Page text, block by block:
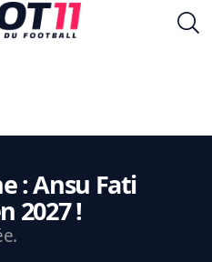
: Ansu Fati
2027 !